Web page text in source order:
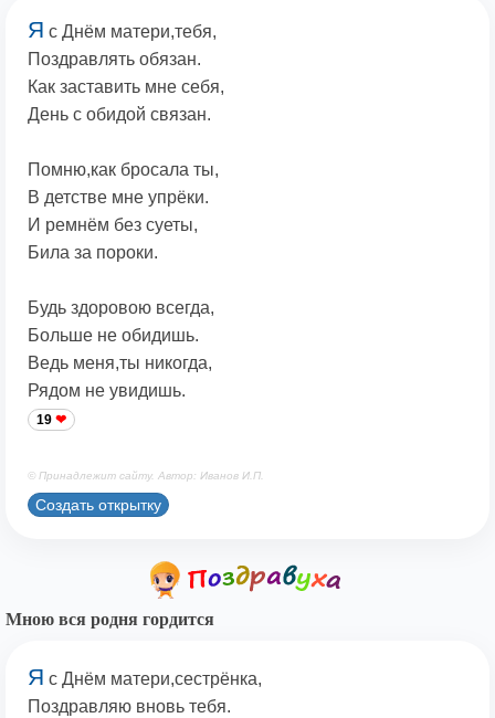
Я с Днём матери,тебя,
Поздравлять обязан.
Как заставить мне себя,
День с обидой связан.
Помню,как бросала ты,
В детстве мне упрёки.
И ремнём без суеты,
Била за пороки.
Будь здоровою всегда,
Больше не обидишь.
Ведь меня,ты никогда,
Рядом не увидишь.
19
© Принадлежит сайту. Автор: Иванов И.П.
Создать открытку
Мною вся родня гордится
Я с Днём матери,сестрёнка,
Поздравляю вновь тебя.